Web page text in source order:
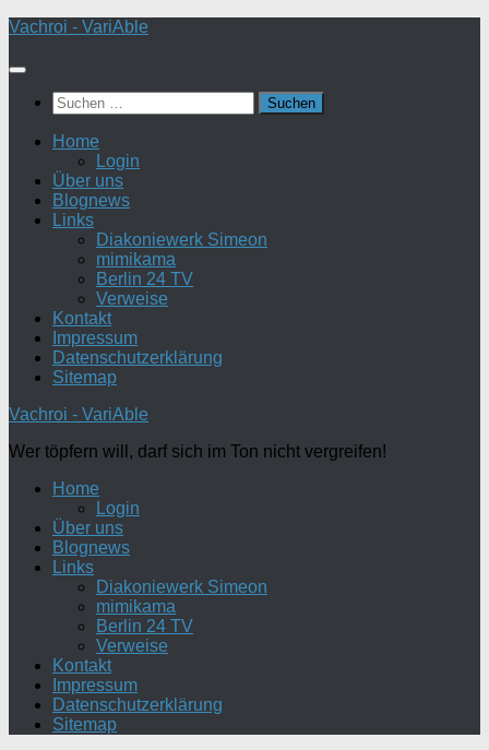
Zum
springen
Vachroi - VariAble
Suchen
nach:
Home
Login
Über uns
Blognews
Links
Diakoniewerk Simeon
mimikama
Berlin 24 TV
Verweise
Kontakt
Impressum
Datenschutzerklärung
Sitemap
Vachroi - VariAble
Wer töpfern will, darf sich im Ton nicht vergreifen!
Home
Login
Über uns
Blognews
Links
Diakoniewerk Simeon
mimikama
Berlin 24 TV
Verweise
Kontakt
Impressum
Datenschutzerklärung
Sitemap